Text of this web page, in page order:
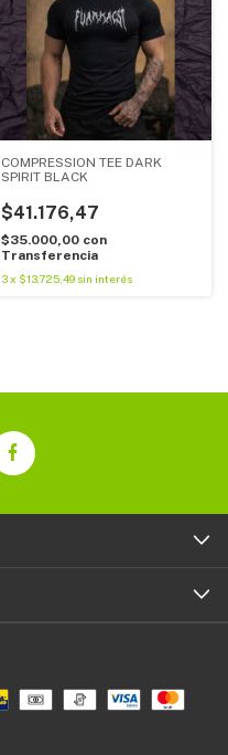
COMPRESSION TEE DARK
SPIRIT BLACK
$41.176,47
$35.000,00 con
Transferencia
3 x $13.725,49 sin interés